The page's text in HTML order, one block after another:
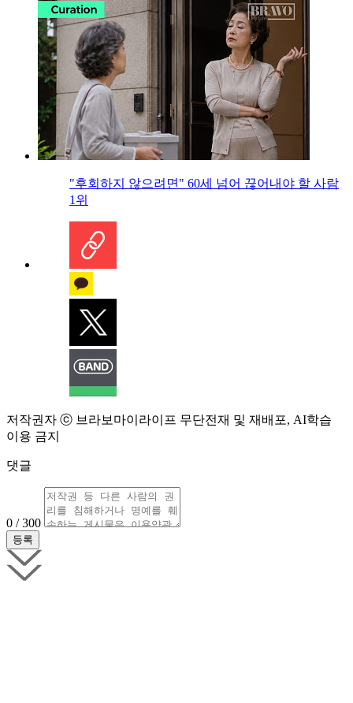
"후회하지 않으려면" 60세 넘어 끊어내야 할 사람
1위
저작권자 ⓒ 브라보마이라이프 무단전재 및 재배포, AI학습
이용 금지
댓글
0 / 300